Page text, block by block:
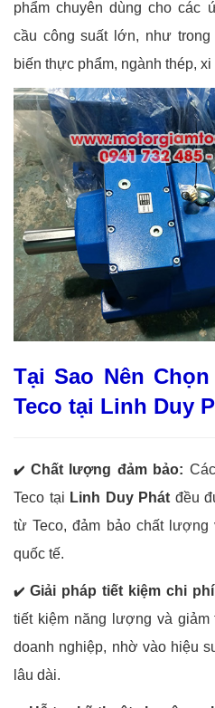
phẩm chuyên dùng cho các
cầu công suất lớn, như
biến thực phẩm, ngành thép,
Tại Sao Nên
Teco tại Linh Duy
✔️ Chất lượng đảm bảo:
Teco tại Linh Duy Phát đều
từ Teco, đảm bảo chất
quốc tế.
✔️ Giải pháp tiết kiệm chi
tiết kiệm năng lượng và
doanh nghiệp, nhờ vào hiệu
lâu dài.